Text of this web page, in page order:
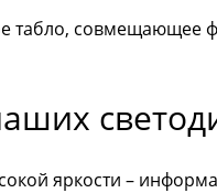
табло, совмещающее
яркости –